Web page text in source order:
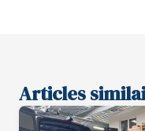
Articles